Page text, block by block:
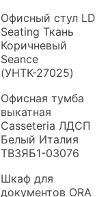
Офисный стул LD
Seating Ткань
Коричневый
Seance
(УНТК-27025)
Офисная тумба
выкатная
Casseteria ЛДСП
Белый Италия
ТВ3ЯБ1-03076
Шкаф для
документов ORA